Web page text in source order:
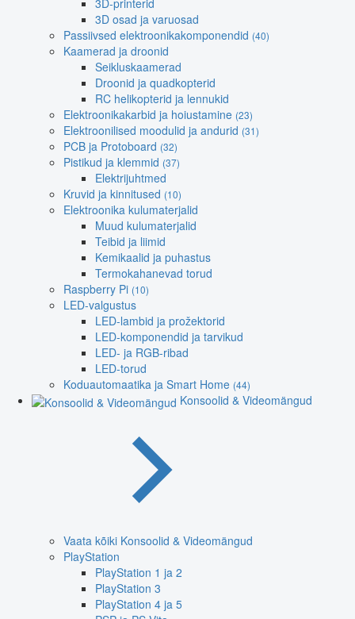
3D-printerid
3D osad ja varuosad
Passiivsed elektroonikakomponendid (40)
Kaamerad ja droonid
Seikluskaamerad
Droonid ja quadkopterid
RC helikopterid ja lennukid
Elektroonikakarbid ja hoiustamine (23)
Elektroonilised moodulid ja andurid (31)
PCB ja Protoboard (32)
Pistikud ja klemmid (37)
Elektrijuhtmed
Kruvid ja kinnitused (10)
Elektroonika kulumaterjalid
Muud kulumaterjalid
Teibid ja liimid
Kemikaalid ja puhastus
Termokahanevad torud
Raspberry Pi (10)
LED-valgustus
LED-lambid ja prožektorid
LED-komponendid ja tarvikud
LED- ja RGB-ribad
LED-torud
Koduautomaatika ja Smart Home (44)
Konsoolid & Videomängud
Vaata kõiki Konsoolid & Videomängud
PlayStation
PlayStation 1 ja 2
PlayStation 3
PlayStation 4 ja 5